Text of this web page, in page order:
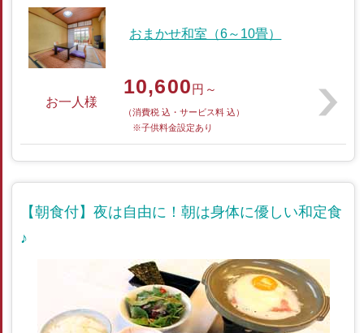
おまかせ和室（6～10畳）
お一人様
10,600円～
（消費税 込・サービス料 込）
※子供料金設定あり
【朝食付】夜は自由に！朝は身体に優しい和定食
♪